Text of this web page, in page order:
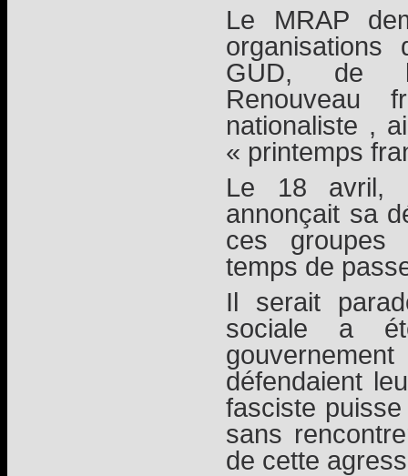
Le MRAP
GUD, de
Renouveau
nationaliste ,
« printemps
Le 18 avril,
annonçait sa
ces groupes
temps de
Il serait
sociale a
défendaient
fasciste
sans
de cette